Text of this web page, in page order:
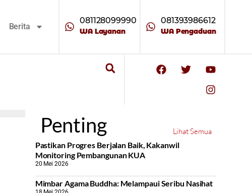
Berita
081128099990
WA Layanan
081393986612
WA Pengaduan
Penting
Lihat Semua
Pastikan Progres Berjalan Baik, Kakanwil
Monitoring Pembangunan KUA
20 Mei 2026
Mimbar Agama Buddha: Melampaui Seribu Nasihat